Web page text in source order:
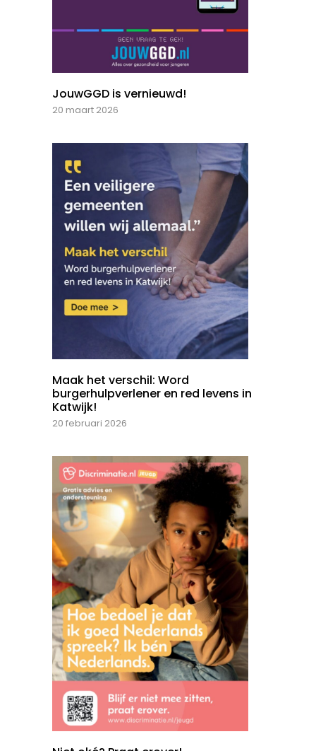
JouwGGD is vernieuwd!
20 maart 2026
Maak het verschil: Word
burgerhulpverlener en red levens in
Katwijk!
20 februari 2026